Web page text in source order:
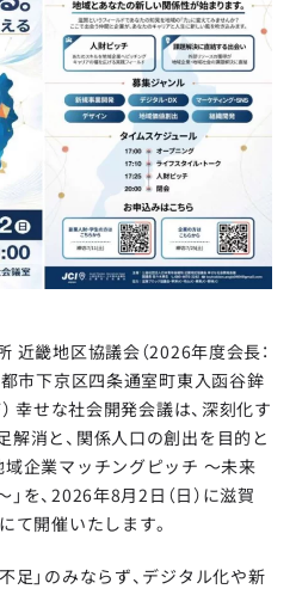
近畿地区協議会（2026年度会長：
都市下京区四条通室町東入函谷鉾
幸せな社会開発会議は、深刻化す
消と、関係人口の創出を目的と
企業マッチングピッチ 〜未来
を、2026年8月2日（日）に滋賀
て開催いたします。
足」のみならず、デジタル化や新